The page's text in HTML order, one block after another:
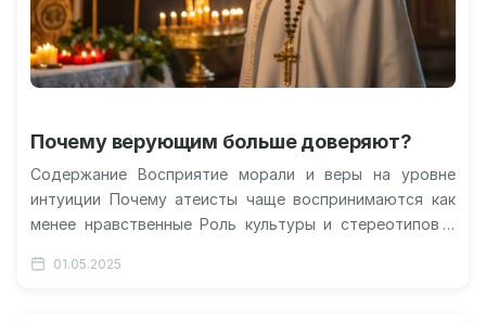
Почему верующим больше доверяют?
Содержание Восприятие морали и веры на уровне
интуиции Почему атеисты чаще воспринимаются как
менее нравственные Роль культуры и стереотипов в
01.05.2025